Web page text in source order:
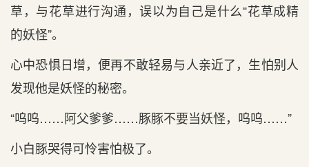
草，与花草进行沟通，误以为自己是什么“花草成精
的妖怪”。
心中恐惧日增，便再不敢轻易与人亲近了，生怕别人
发现他是妖怪的秘密。
“呜呜……阿父爹爹……豚豚不要当妖怪，呜呜……”
小白豚哭得可怜害怕极了。